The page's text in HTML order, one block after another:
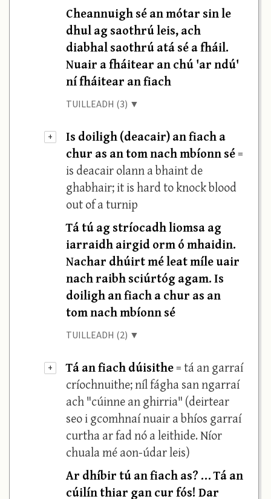
Cheannuigh sé an mótar sin le
dhul ag saothrú leis, ach
diabhal saothrú atá sé a fháil.
Nuair a fháitear an chú 'ar ndú'
ní fháitear an fiach
TUILLEADH (3) ▼
+
Is doiligh (deacair) an fiach a
chur as an tom nach mbíonn sé=
is deacair olann a bhaint de
ghabhair; it is hard to knock blood
out of a turnip
Tá tú ag stríocadh liomsa ag
iarraidh airgid orm ó mhaidin.
Nachar dhúirt mé leat míle uair
nach raibh sciúrtóg agam. Is
doiligh an fiach a chur as an
tom nach mbíonn sé
TUILLEADH (2) ▼
+ Tá an fiach dúisithe= tá an garraí
críochnuithe; níl fágha san ngarraí
ach "cúinne an ghirria" (deirtear
seo i gcomhnaí nuair a bhíos garraí
curtha ar fad nó a leithide. Níor
chuala mé aon-údar leis)
Ar dhíbir tú an fiach as? … Tá an
cúilín thiar gan cur fós! Dar